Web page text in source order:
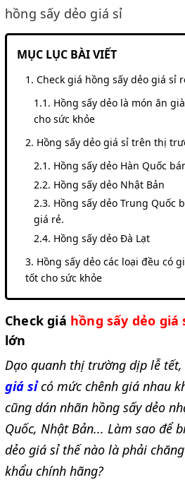
hồng sấy dẻo giá sỉ
MỤC LỤC BÀI VIẾT
Check giá hồng sấy dẻo giá sỉ
Hồng sấy dẻo là món ăn
cho sức khỏe
Hồng sấy dẻo giá sỉ trên thị
Hồng sấy dẻo Hàn Quốc
Hồng sấy dẻo Nhật Bản
Hồng sấy dẻo Trung Quốc
giá rẻ.
Hồng sấy dẻo Đà Lạt
Hồng sấy dẻo các loại đều có
tốt cho sức khỏe
Check giá hồng sấy dẻo giá
lớn
Dạo quanh thị trường dịp lễ tết,
giá sỉ có mức chênh giá nhau
cũng dán nhãn hồng sấy dẻo
Quốc, Nhật Bản... Làm sao để
dẻo giá sỉ thế nào là phải
khẩu chính hãng?